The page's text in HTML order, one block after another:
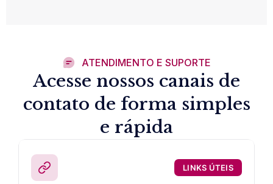
ATENDIMENTO E SUPORTE
Acesse nossos canais de
contato de forma simples
e rápida
LINKS ÚTEIS